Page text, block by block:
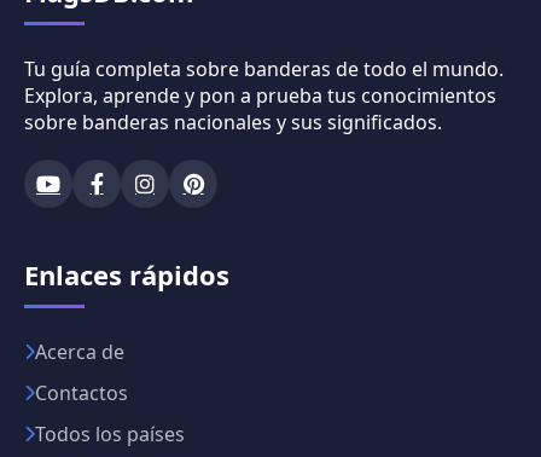
Tu guía completa sobre banderas de todo el mundo.
Explora, aprende y pon a prueba tus conocimientos
sobre banderas nacionales y sus significados.
Enlaces rápidos
Acerca de
Contactos
Todos los países